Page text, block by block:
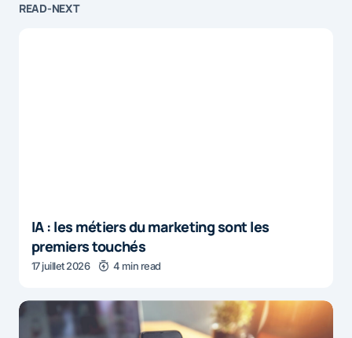
READ-NEXT
IA : les métiers du marketing sont les
premiers touchés
17 juillet 2026 4 min read